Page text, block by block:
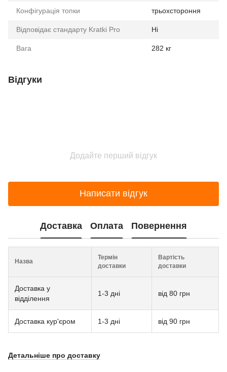
Конфігурація топки трьохстороння
Відповідає стандарту Kratki Pro Ні
Вага 282 кг
Відгуки
Додайте перший відгук
Написати відгук
Доставка Оплата Повернення
Назва
Термін
доставки
Вартість
доставки
Доставка у
відділення
1-3 дні від 80 грн
Доставка кур'єром 1-3 дні від 90 грн
Детальніше про доставку